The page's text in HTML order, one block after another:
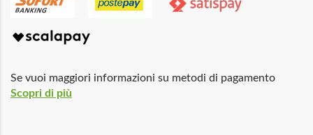
Se vuoi maggiori informazioni su metodi di pagamento
Scopri di più